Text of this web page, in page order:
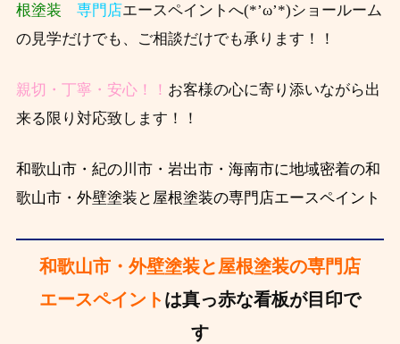
根塗装
専門店エースペイントへ(*’ω’*)ショールーム
の見学だけでも、ご相談だけでも承ります！！
親切・丁寧・安心！！ お客様の心に寄り添いながら出
来る限り対応致します！！
和歌山市・紀の川市・岩出市・海南市に地域密着の和
歌山市・外壁塗装と屋根塗装の専門店エースペイント
和歌山市・外壁塗装と屋根塗装の専門店
エースペイント は真っ赤な看板が目印で
す